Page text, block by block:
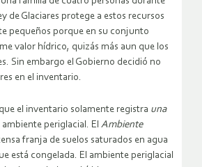
de Glaciares protege a estos recursos
pequeños porque en su conjunto
valor hídrico, quizás más aun que los
Sin embargo el Gobierno decidió no
en el inventario.
el inventario solamente registra una
periglacial. El Ambiente
franja de suelos saturados en agua
está congelada. El ambiente periglacial